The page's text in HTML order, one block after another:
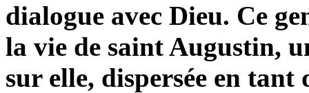
dialogue avec Dieu. Ce
la vie de saint Augustin,
sur elle, dispersée en tant